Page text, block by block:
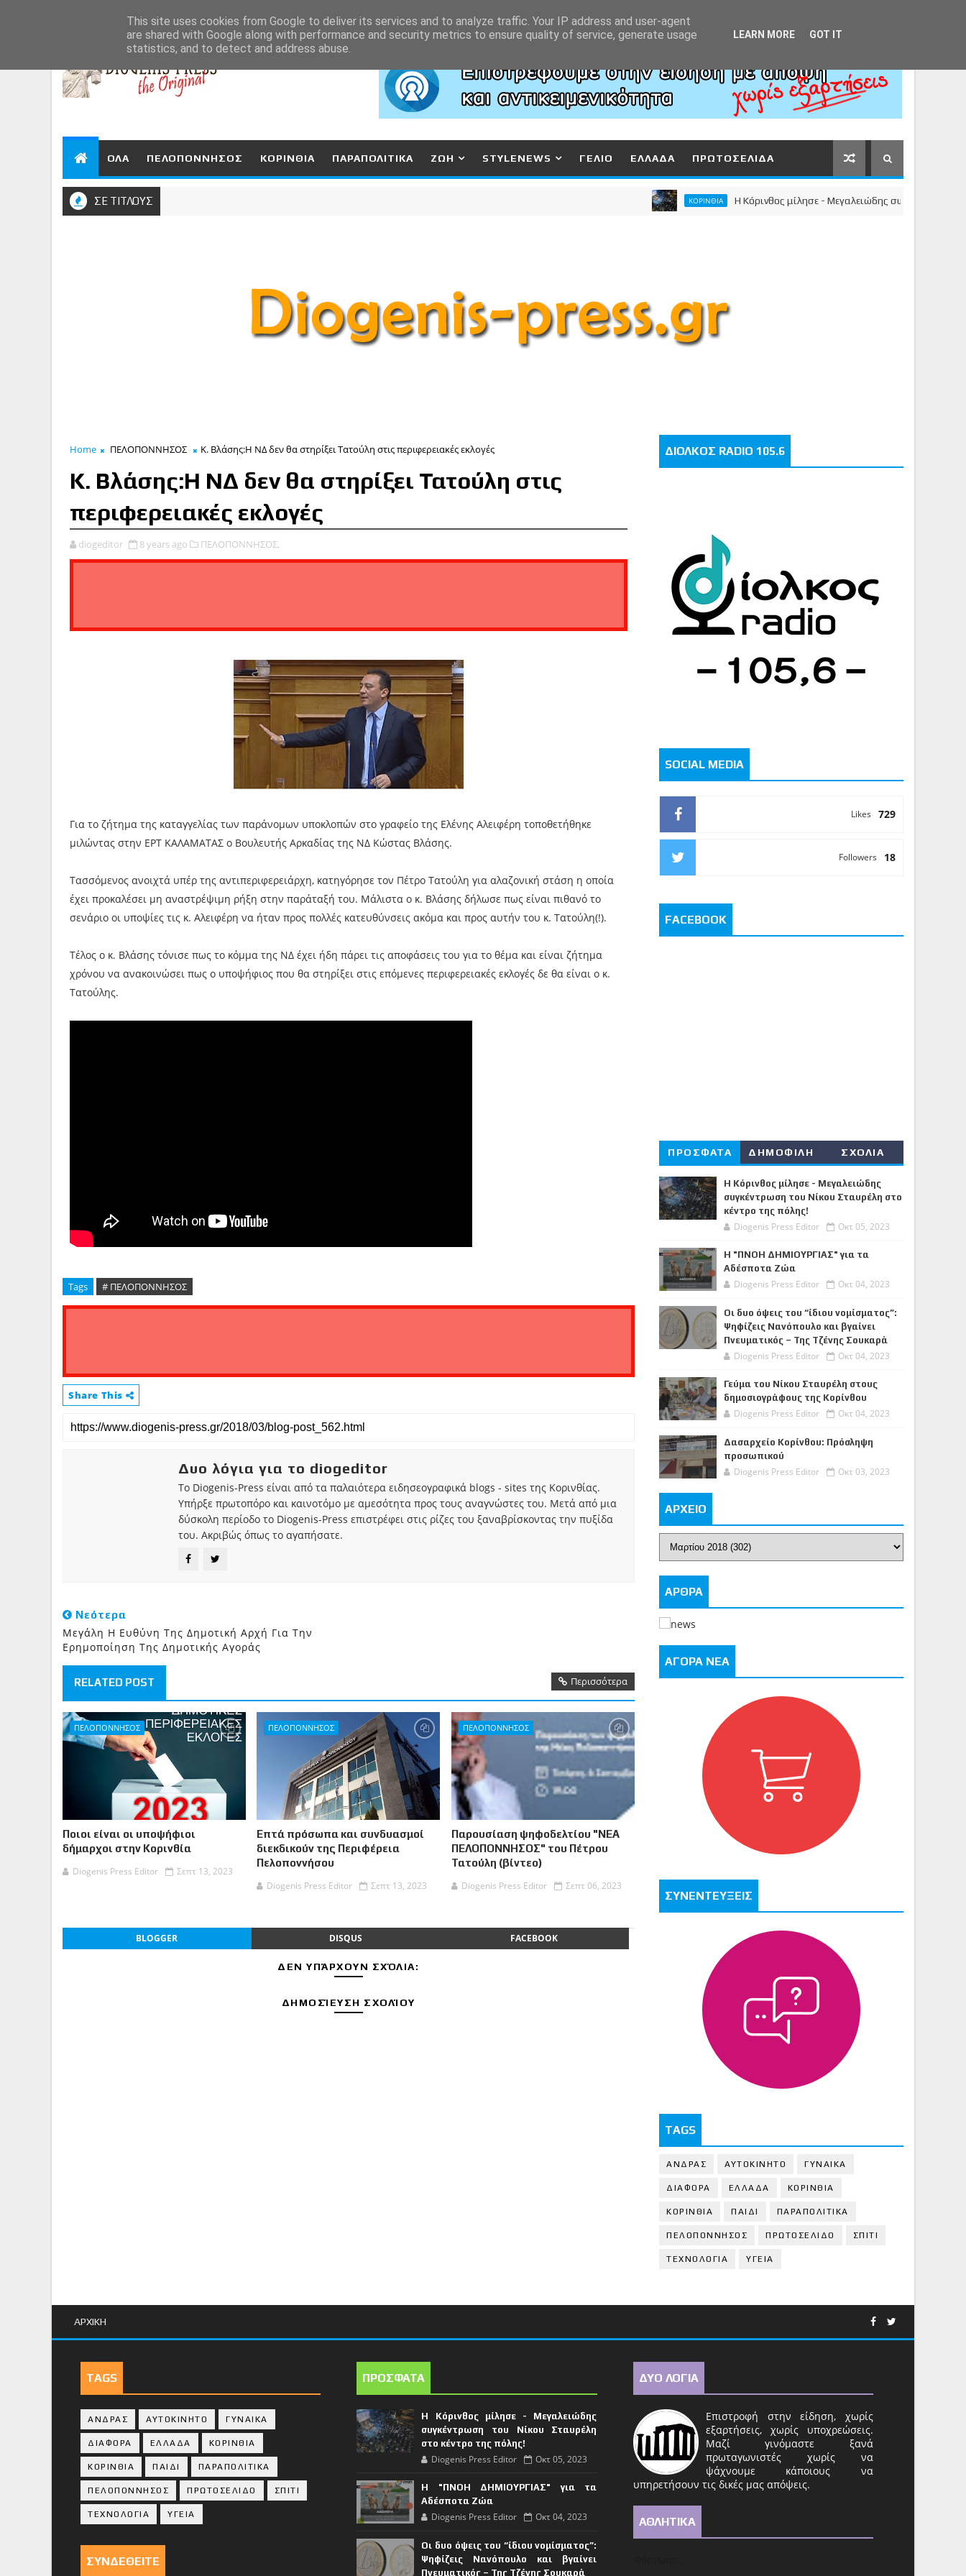
ΟΛΑ ΠΕΛΟΠΟΝΝΗΣΟΣ ΚΟΡΙΝΘΙΑ ΠΑΡΑΠΟΛΙΤΙΚΑ ΖΩΗ STYLENEWS ΓΕΛΙΟ ΕΛΛΑΔΑ ΠΡΩΤΟΣΕΛΙΔΑ
ΣΕ ΤΙΤΛΟΥΣ ΚΟΡΙΝΘΙΑ Η Κόρινθος μίλησε - Μεγαλειώδης συγκέντρωση του
Home ΠΕΛΟΠΟΝΝΗΣΟΣ Κ. Βλάσης:Η ΝΔ δεν θα στηρίξει Τατούλη στις περιφερειακές εκλογές
Κ. Βλάσης:Η ΝΔ δεν θα στηρίξει Τατούλη στις
περιφερειακές εκλογές
diogeditor 8 years ago ΠΕΛΟΠΟΝΝΗΣΟΣ,
Για το ζήτημα της καταγγελίας των παράνομων υποκλοπών στο γραφείο της Ελένης Αλειφέρη τοποθετήθηκε
μιλώντας στην ΕΡΤ ΚΑΛΑΜΑΤΑΣ ο Βουλευτής Αρκαδίας της ΝΔ Κώστας Βλάσης.
Τασσόμενος ανοιχτά υπέρ της αντιπεριφερειάρχη, κατηγόρησε τον Πέτρο Τατούλη για αλαζονική στάση η οποία
έχει προκαλέσει μη αναστρέψιμη ρήξη στην παράταξή του. Μάλιστα ο κ. Βλάσης δήλωσε πως είναι πιθανό το
σενάριο οι υποψίες τις κ. Αλειφέρη να ήταν προς πολλές κατευθύνσεις ακόμα και προς αυτήν του κ. Τατούλη(!).
Τέλος ο κ. Βλάσης τόνισε πως το κόμμα της ΝΔ έχει ήδη πάρει τις αποφάσεις του για το θέμα και είναι ζήτημα
χρόνου να ανακοινώσει πως ο υποψήφιος που θα στηρίξει στις επόμενες περιφερειακές εκλογές δε θα είναι ο κ.
Τατούλης.
Tags # ΠΕΛΟΠΟΝΝΗΣΟΣ
Share This
Δυο λόγια για το diogeditor
Το Diogenis-Press είναι από τα παλαιότερα ειδησεογραφικά blogs - sites της Κορινθίας.
Υπήρξε πρωτοπόρο και καινοτόμο με αμεσότητα προς τους αναγνώστες του. Μετά από μια
δύσκολη περίοδο το Diogenis-Press επιστρέφει στις ρίζες του ξαναβρίσκοντας την πυξίδα
του. Ακριβώς όπως το αγαπήσατε.
Νεότερα
Μεγάλη Η Ευθύνη Της Δημοτική Αρχή Για Την
Ερημοποίηση Της Δημοτικής Αγοράς
RELATED POST Περισσότερα
ΠΕΛΟΠΟΝΝΗΣΟΣ
Ποιοι είναι οι υποψήφιοι
δήμαρχοι στην Κορινθία
Diogenis Press Editor
Σεπτ 13, 2023
ΠΕΛΟΠΟΝΝΗΣΟΣ
Επτά πρόσωπα και συνδυασμοί
διεκδικούν της Περιφέρεια
Πελοποννήσου
Diogenis Press Editor
Σεπτ 13, 2023
ΠΕΛΟΠΟΝΝΗΣΟΣ
Παρουσίαση ψηφοδελτίου "ΝΕΑ
ΠΕΛΟΠΟΝΝΗΣΟΣ" του Πέτρου
Τατούλη (βίντεο)
Diogenis Press Editor
Σεπτ 06, 2023
BLOGGER DISQUS FACEBOOK
ΔΕΝ ΥΠΆΡΧΟΥΝ ΣΧΌΛΙΑ:
ΔΗΜΟΣΊΕΥΣΗ ΣΧΟΛΊΟΥ
ΔΙΟΛΚΟΣ RADIO 105.6
SOCIAL MEDIA
729
Likes
18
Followers
FACEBOOK
ΠΡΟΣΦΑΤΑ ΔΗΜΟΦΙΛΗ ΣΧΟΛΙΑ
Η Κόρινθος μίλησε - Μεγαλειώδης
συγκέντρωση του Νίκου Σταυρέλη στο
κέντρο της πόλης!
Diogenis Press Editor Οκτ 05, 2023
Η "ΠΝΟΗ ΔΗΜΙΟΥΡΓΙΑΣ" για τα
Αδέσποτα Ζώα
Diogenis Press Editor Οκτ 04, 2023
Οι δυο όψεις του “ίδιου νομίσματος”:
Ψηφίζεις Νανόπουλο και βγαίνει
Πνευματικός – Της Τζένης Σουκαρά
Diogenis Press Editor Οκτ 04, 2023
Γεύμα του Νίκου Σταυρέλη στους
δημοσιογράφους της Κορίνθου
Diogenis Press Editor Οκτ 04, 2023
Δασαρχείο Κορίνθου: Πρόσληψη
προσωπικού
Diogenis Press Editor Οκτ 03, 2023
ΑΡΧΕΙΟ
ΑΡΘΡΑ
ΑΓΟΡΑ ΝΕΑ
ΣΥΝΕΝΤΕΥΞΕΙΣ
TAGS
ΑΝΔΡΑΣ ΑΥΤΟΚΙΝΗΤΟ ΓΥΝΑΙΚΑ
ΔΙΑΦΟΡΑ ΕΛΛΑΔΑ ΚΟΡΙΝΘΙΑ
ΚΟΡΙΝΘΙA ΠΑΙΔΙ ΠΑΡΑΠΟΛΙΤΙΚΑ
ΠΕΛΟΠΟΝΝΗΣΟΣ ΠΡΩΤΟΣΕΛΙΔΟ ΣΠΙΤΙ
ΤΕΧΝΟΛΟΓΙΑ ΥΓΕΙΑ
ΑΡΧΙΚΗ
TAGS
ΑΝΔΡΑΣ ΑΥΤΟΚΙΝΗΤΟ ΓΥΝΑΙΚΑ
ΔΙΑΦΟΡΑ ΕΛΛΑΔΑ ΚΟΡΙΝΘΙΑ
ΚΟΡΙΝΘΙA ΠΑΙΔΙ ΠΑΡΑΠΟΛΙΤΙΚΑ
ΠΕΛΟΠΟΝΝΗΣΟΣ ΠΡΩΤΟΣΕΛΙΔΟ ΣΠΙΤΙ
ΤΕΧΝΟΛΟΓΙΑ ΥΓΕΙΑ
ΣΥΝΔΕΘΕΙΤΕ
ΠΡΟΣΦΑΤΑ
Η Κόρινθος μίλησε - Μεγαλειώδης
συγκέντρωση του Νίκου Σταυρέλη
στο κέντρο της πόλης!
Diogenis Press Editor Οκτ 05, 2023
Η "ΠΝΟΗ ΔΗΜΙΟΥΡΓΙΑΣ" για τα
Αδέσποτα Ζώα
Diogenis Press Editor Οκτ 04, 2023
Οι δυο όψεις του “ίδιου νομίσματος”:
Ψηφίζεις Νανόπουλο και βγαίνει
Πνευματικός – Της Τζένης Σουκαρά
ΔΥΟ ΛΟΓΙΑ
Επιστροφή στην είδηση, χωρίς
εξαρτήσεις, χωρίς υποχρεώσεις.
Μαζί γινόμαστε ξανά
πρωταγωνιστές χωρίς να
ψάχνουμε κάποιους να
υπηρετήσουν τις δικές μας απόψεις.
ΑΘΛΗΤΙΚΑ
This site uses cookies from Google to deliver its services and to analyze traffic. Your IP address and user-agent
are shared with Google along with performance and security metrics to ensure quality of service, generate usage
statistics, and to detect and address abuse.
LEARN MORE GOT IT